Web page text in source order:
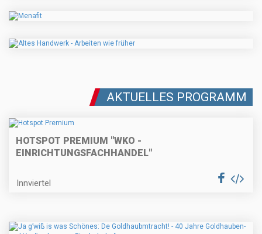
AKTUELLES PROGRAMM
HOTSPOT PREMIUM "WKO -
EINRICHTUNGSFACHHANDEL"
Innviertel